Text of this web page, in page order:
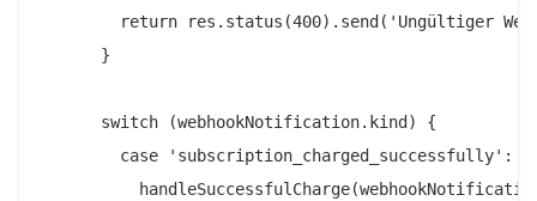
return res.status(400).send('Ungültiger
      }
      switch (webhookNotification.kind) {
        case 'subscription_charged_successfully':